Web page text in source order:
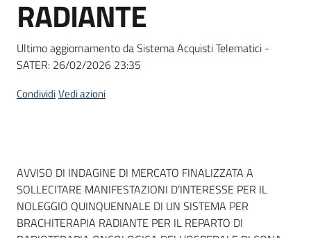
acquisto
Supporto
RADIANTE
Ultimo aggiornamento da Sistema Acquisti Telematici -
SATER: 26/02/2026 23:35
CondividiVedi azioni
Dati del bando
AVVISO DI INDAGINE DI MERCATO FINALIZZATA A
SOLLECITARE MANIFESTAZIONI D’INTERESSE PER IL
NOLEGGIO QUINQUENNALE DI UN SISTEMA PER
BRACHITERAPIA RADIANTE PER IL REPARTO DI